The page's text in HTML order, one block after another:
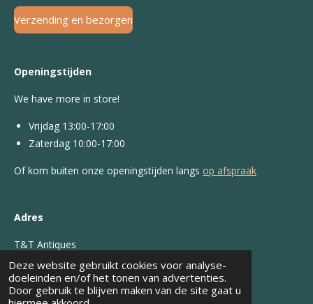
Deze website gebruikt cookies voor analyse-
doeleinden en/of het tonen van advertenties.
Door gebruik te blijven maken van de site gaat u
Verzending en bezorgen
Openingstijden
We have more in store!
Vrijdag 13:00-17:00
Zaterdag 10:00-17:00
Of kom buiten onze openingstijden langs op afspraak
Adres
T&T Antiques
Piet Soerstraat 6
7903 TK, Hoogeveen